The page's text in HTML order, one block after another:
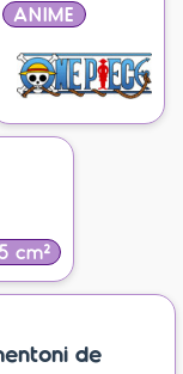
ANIME
cm²
de